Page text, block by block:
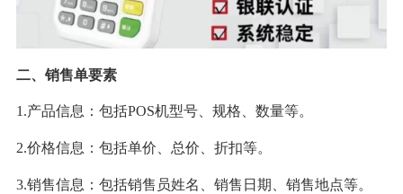
二、销售单要素
1.产品信息：包括POS机型号、规格、数量等。
2.价格信息：包括单价、总价、折扣等。
3.销售信息：包括销售员姓名、销售日期、销售地点等。